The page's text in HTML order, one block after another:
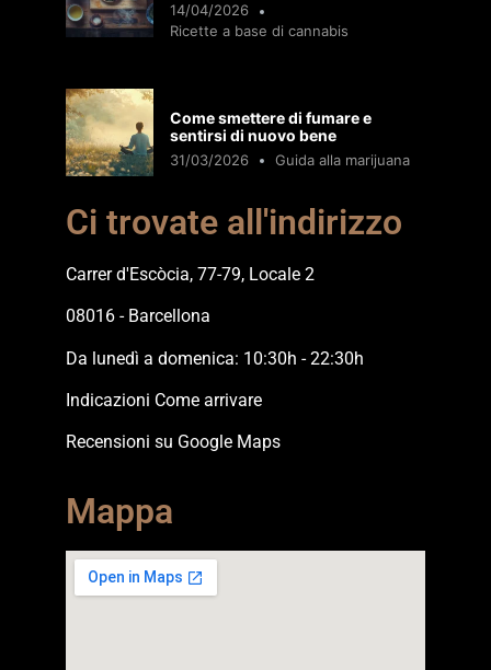
14/04/2026
Ricette a base di cannabis
Come smettere di fumare e
sentirsi di nuovo bene
31/03/2026 Guida alla marijuana
Ci trovate all'indirizzo
Carrer d'Escòcia, 77-79, Locale 2
08016 - Barcellona
Da lunedì a domenica: 10:30h - 22:30h
Indicazioni Come arrivare
Recensioni su Google Maps
Mappa